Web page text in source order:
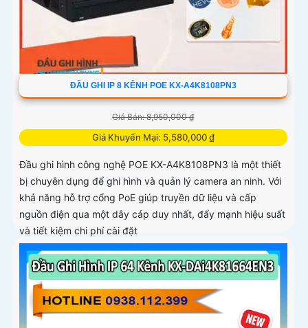
ĐẦU GHI IP 8 KÊNH POE KX-A4K8108PN3
Giá Bán: 8,950,000 ₫
Giá Khuyến Mại: 5,580,000 ₫
Đầu ghi hình công nghệ POE KX-A4K8108PN3 là một thiết
bị chuyên dụng để ghi hình và quản lý camera an ninh. Với
khả năng hỗ trợ cổng PoE giúp truyền dữ liệu và cấp
nguồn điện qua một dây cáp duy nhất, đẩy mạnh hiệu suất
và tiết kiệm chi phí cài đặt